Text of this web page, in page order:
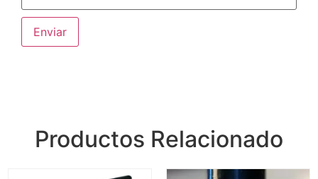
Productos Relacionado